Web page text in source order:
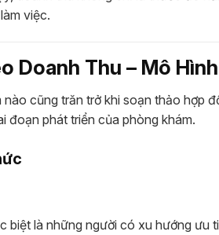
việc.
Doanh Thu – Mô
cũng trăn trở khi soạn thảo hợp
đoạn phát triển của phòng khám.
biệt là những người có xu hướng ưu